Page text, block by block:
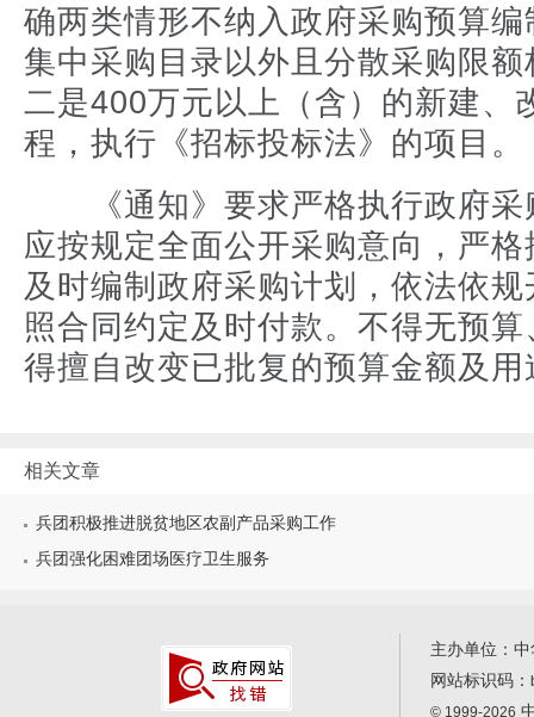
确两类情形不纳入政府采购预算
集中采购目录以外且分散采购限
二是400万元以上（含）的新建、
程，执行《招标投标法》的项目。
《通知》要求严格执行政府采
应按规定全面公开采购意向，严
及时编制政府采购计划，依法依
照合同约定及时付款。不得无预
得擅自改变已批复的预算金额及用
相关文章
兵团积极推进脱贫地区农副产品采购工作
兵团强化困难团场医疗卫生服务
主办单位：
网站标识码：
© 1999-2026